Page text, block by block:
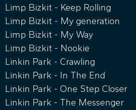
Limp Bizkit - Keep Rolling
Limp Bizkit - My generation
Limp Bizkit - My Way
Limp Bizkit - Nookie
Linkin Park - Crawling
Linkin Park - In The End
Linkin Park - One Step Closer
Linkin Park - The Messenger